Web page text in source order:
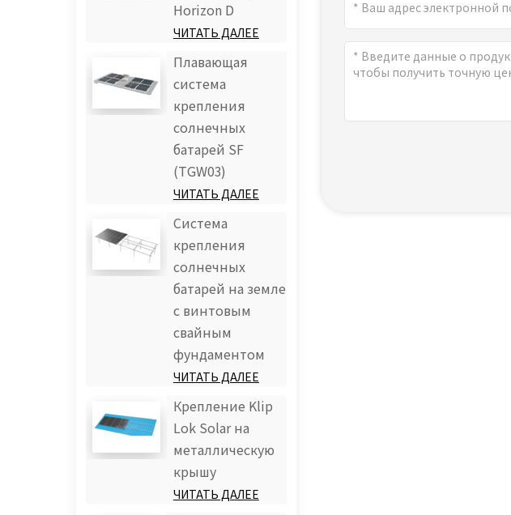
Horizon D
ЧИТАТЬ ДАЛЕЕ
Плавающая
система
крепления
солнечных
батарей SF
(TGW03)
ЧИТАТЬ ДАЛЕЕ
Система
крепления
солнечных
батарей на земле
с винтовым
свайным
фундаментом
ЧИТАТЬ ДАЛЕЕ
Крепление Klip
Lok Solar на
металлическую
крышу
ЧИТАТЬ ДАЛЕЕ